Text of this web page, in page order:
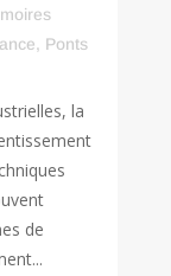
, Ponts
la
de